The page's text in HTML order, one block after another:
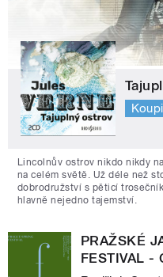
Lincolnův ostrov nikdo nikdy
na celém světě. Už déle než
dobrodružství s pěticí
hlavně nejedno tajemství.
PRAŽSKÉ
FESTIVAL -